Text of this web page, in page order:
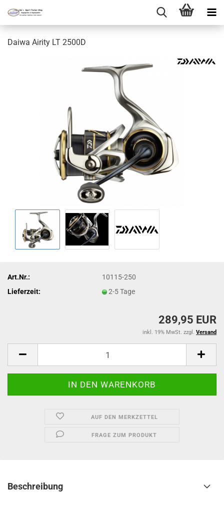
Daiwa Airity LT 2500D
Art.Nr.:
10115-250
Lieferzeit:
2-5 Tage
289,95 EUR
inkl. 19% MwSt. zzgl. Versand
AUF DEN MERKZETTEL
FRAGE ZUM PRODUKT
Beschreibung